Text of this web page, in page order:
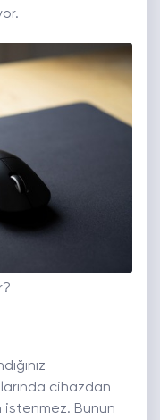
cihazdan
istenmez. Bunun